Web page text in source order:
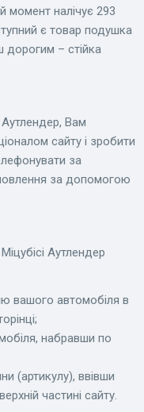
момент налічує 293
є товар подушка
дорогим – стійка
Аутлендер, Вам
сайту і зробити
за
за допомогою
Аутлендер
вашого автомобіля в
набравши по
(артикулу), ввівши
частині сайту.